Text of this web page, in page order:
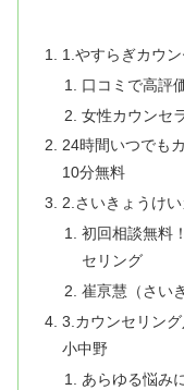
1.やすらぎカウ
口コミで高評
女性カウンセ
24時間いつでも
10分無料
2.さいきょうけ
初回相談無料
セリング
崔亰慧（さい
3.カウンセリン
小中野
あらゆる悩み